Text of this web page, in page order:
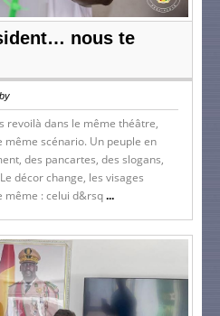
nous te
revoilà dans le même théâtre,
scénario. Un peuple en
des pancartes, des slogans,
décor change, les visages
même : celui d&rsq...